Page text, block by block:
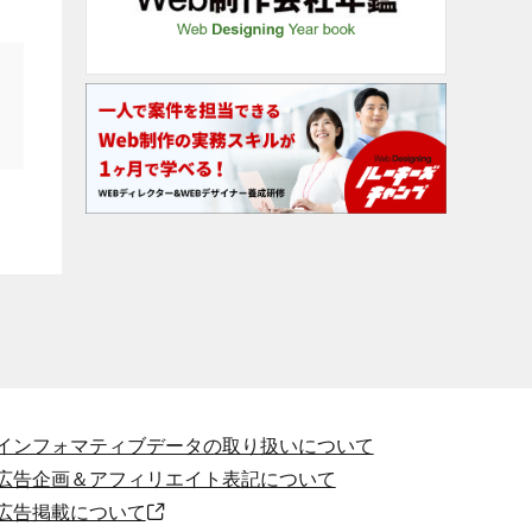
ンフォマティブデータの取り扱いについて
告企画＆アフィリエイト表記について
告掲載について